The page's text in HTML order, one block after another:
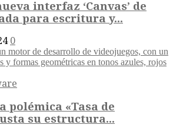
interfaz ‘Canvas’ de
para escritura y...
0
polémica «Tasa de
su estructura...